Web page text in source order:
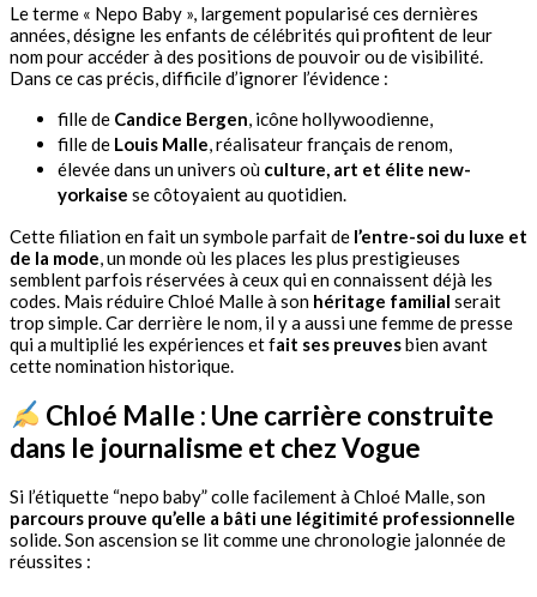
Le terme « Nepo Baby », largement popularisé ces dernières
années, désigne les enfants de célébrités qui profitent de leur
nom pour accéder à des positions de pouvoir ou de visibilité.
Dans ce cas précis, difficile d’ignorer l’évidence :
fille de Candice Bergen, icône hollywoodienne,
fille de Louis Malle, réalisateur français de renom,
élevée dans un univers où culture, art et élite new-
yorkaise se côtoyaient au quotidien.
Cette filiation en fait un symbole parfait de l’entre-soi du luxe et
de la mode, un monde où les places les plus prestigieuses
semblent parfois réservées à ceux qui en connaissent déjà les
codes. Mais réduire Chloé Malle à son héritage familial serait
trop simple. Car derrière le nom, il y a aussi une femme de presse
qui a multiplié les expériences et fait ses preuvesbien avant
cette nomination historique.
Chloé Malle : Une carrière construite
dans le journalisme et chez Vogue
Si l’étiquette “nepo baby” colle facilement à Chloé Malle, son
parcours prouve qu’elle a bâti une légitimité professionnelle
solide. Son ascension se lit comme une chronologie jalonnée de
réussites :